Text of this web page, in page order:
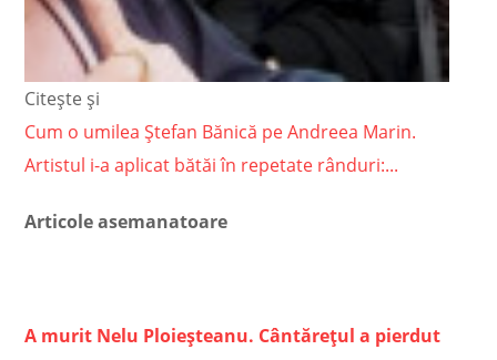
Citește și
Cum o umilea Ștefan Bănică pe Andreea Marin.
Artistul i-a aplicat bătăi în repetate rânduri:...
Articole asemanatoare
A murit Nelu Ploieșteanu. Cântărețul a pierdut